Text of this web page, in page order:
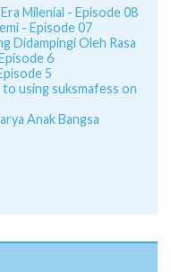
Milenial - Episode 08
- Episode 07
Didampingi Oleh Rasa
6
5
using suksmafess on
Anak Bangsa